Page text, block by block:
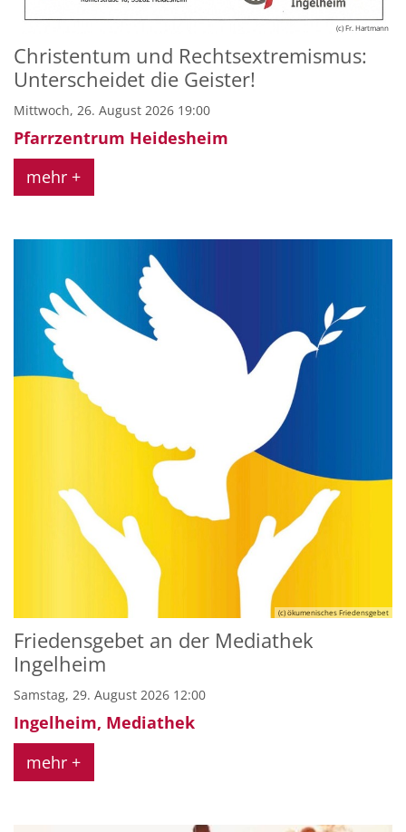
(c) Fr. Hartmann
Christentum und Rechtsextremismus:
Unterscheidet die Geister!
Mittwoch, 26. August 2026 19:00
Pfarrzentrum Heidesheim
mehr +
(c) ökumenisches Friedensgebet
Friedensgebet an der Mediathek
Ingelheim
Samstag, 29. August 2026 12:00
Ingelheim, Mediathek
mehr +